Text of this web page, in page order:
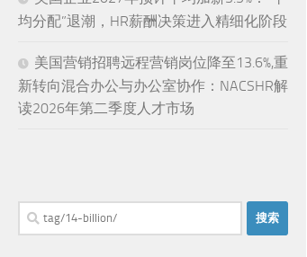
均分配”退潮，HR薪酬决策进入精细化阶段
美国营销招聘远程营销岗位降至13.6%,重
新转向混合办公与办公室协作：NACSHR解
读2026年第二季度人才市场
搜
索：